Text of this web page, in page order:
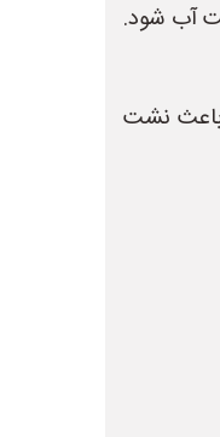
آب شود.
باعث نشت